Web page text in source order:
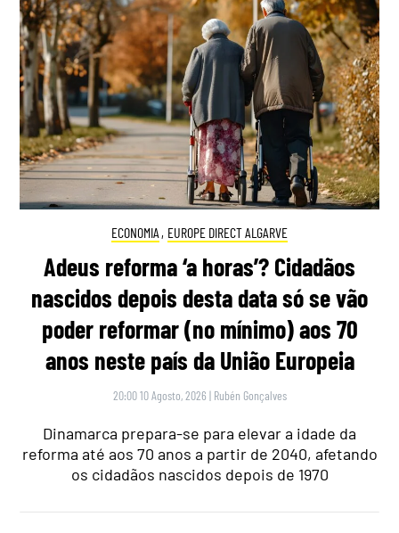
ECONOMIA , EUROPE DIRECT ALGARVE
Adeus reforma ‘a horas’? Cidadãos
nascidos depois desta data só se vão
poder reformar (no mínimo) aos 70
anos neste país da União Europeia
20:00 10 Agosto, 2026 | Rubén Gonçalves
Dinamarca prepara-se para elevar a idade da
reforma até aos 70 anos a partir de 2040, afetando
os cidadãos nascidos depois de 1970